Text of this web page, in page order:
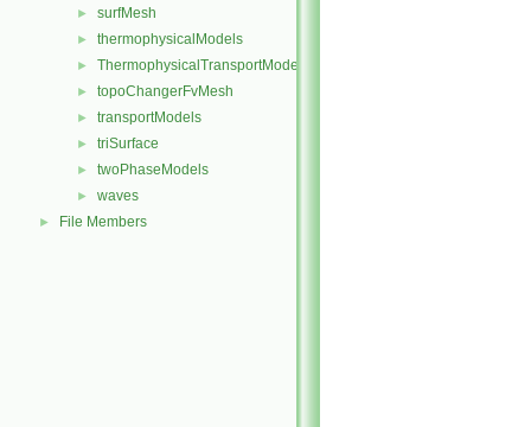
► surfMesh
► thermophysicalModels
► ThermophysicalTransportModels
► topoChangerFvMesh
► transportModels
► triSurface
► twoPhaseModels
► waves
► File Members